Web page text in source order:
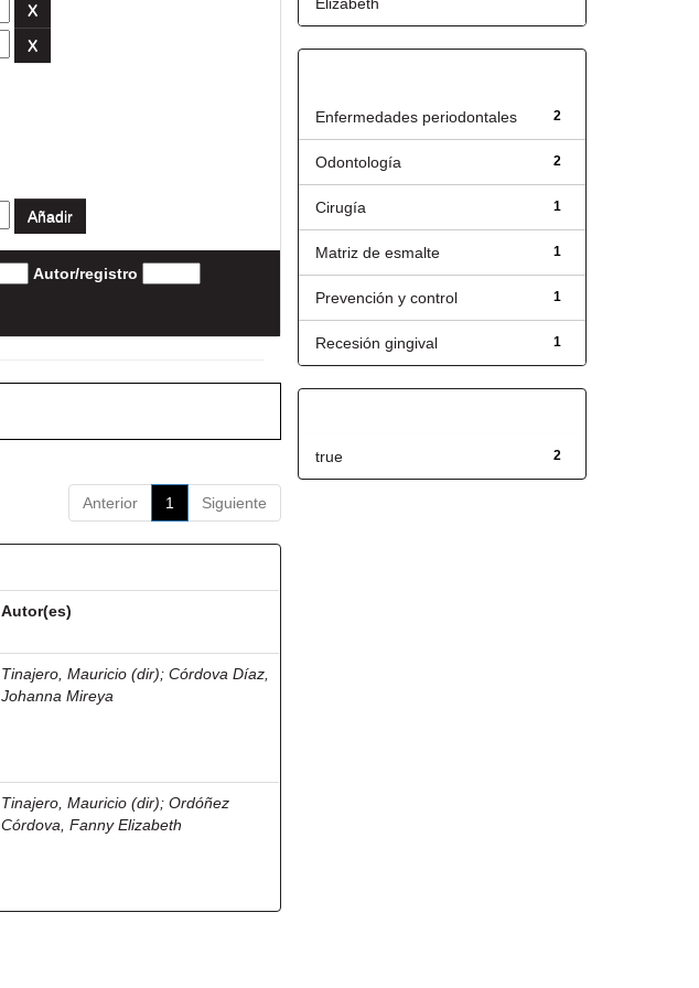
Autor/registro
Anterior 1 Siguiente
Autor(es)
Tinajero, Mauricio (dir);Córdova Díaz,
Johanna Mireya
Tinajero, Mauricio (dir);Ordóñez
Córdova, Fanny Elizabeth
2
Enfermedades periodontales
2
Odontología
1
Cirugía
1
Matriz de esmalte
1
Prevención y control
1
Recesión gingival
2
true